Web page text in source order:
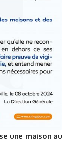
une maison au